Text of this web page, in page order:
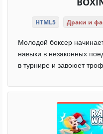
HTML5 Драки и
Молодой боксер
навыки в незаконных
в турнире и завоюет